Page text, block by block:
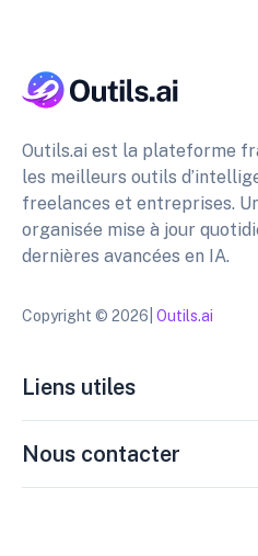
Outils.ai est la plateforme
les meilleurs outils
freelances et entreprises.
organisée mise à jour
dernières avancées en IA.
Copyright © 2026| Outils.ai
Liens utiles
Nous contacter